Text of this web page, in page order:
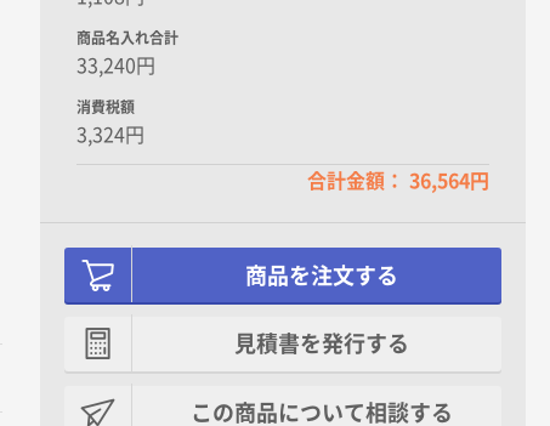
商品名入れ合計
33,240円
消費税額
3,324円
合計金額： 36,564円
商品を注文する
見積書を発行する
この商品について相談する